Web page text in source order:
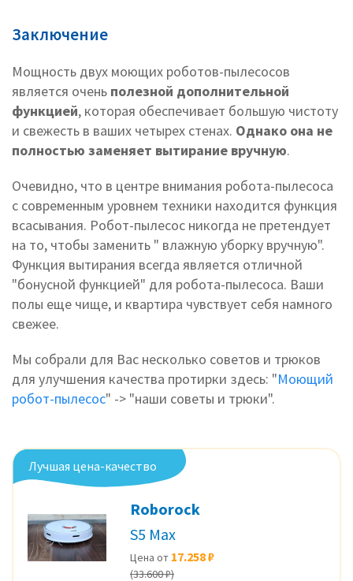
Заключение
Мощность двух моющих роботов-пылесосов
является очень полезной дополнительной
функцией, которая обеспечивает большую чистоту
и свежесть в ваших четырех стенах. Однако она не
полностью заменяет вытирание вручную.
Очевидно, что в центре внимания робота-пылесоса
с современным уровнем техники находится функция
всасывания. Робот-пылесос никогда не претендует
на то, чтобы заменить " влажную уборку вручную".
Функция вытирания всегда является отличной
"бонусной функцией" для робота-пылесоса. Ваши
полы еще чище, и квартира чувствует себя намного
свежее.
Мы собрали для Вас несколько советов и трюков
для улучшения качества протирки здесь: "Моющий
робот-пылесос" -> "наши советы и трюки".
Лучшая цена-качество
Roborock
S5 Max
Цена от 17.258 ₽
(33.600 ₽)